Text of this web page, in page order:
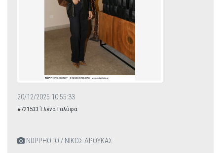
20/12/2025 10:55:33
#721533 Έλενα Γαλύφα
NDPPHOTO / ΝΙΚΟΣ ΔΡΟΥΚΑΣ